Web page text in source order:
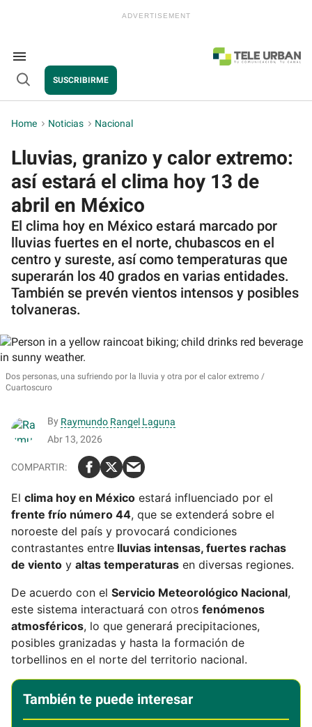
Search
&
Section
Navigation
Open
SUSCRIBIRME
Home > Noticias > Nacional
Lluvias, granizo y calor extremo:
así estará el clima hoy 13 de
abril en México
El clima hoy en México estará marcado por
lluvias fuertes en el norte, chubascos en el
centro y sureste, así como temperaturas que
superarán los 40 grados en varias entidades.
También se prevén vientos intensos y posibles
tolvaneras.
Dos personas, una sufriendo por la lluvia y otra por el calor extremo
Cuartoscuro
By Raymundo Rangel Laguna
Abr 13, 2026
El clima hoy en México estará influenciado por el
frente frío número 44, que se extenderá sobre el
noroeste del país y provocará condiciones
contrastantes entre lluvias intensas, fuertes rachas
de viento y altas temperaturas en diversas regiones.
De acuerdo con el Servicio Meteorológico Nacional,
este sistema interactuará con otros fenómenos
atmosféricos, lo que generará precipitaciones,
posibles granizadas y hasta la formación de
torbellinos en el norte del territorio nacional.
También te puede interesar